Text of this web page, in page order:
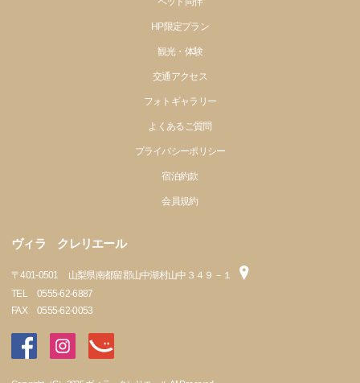
HP限定プラン
観光・体験
交通アクセス
フォトギャラリー
よくあるご質問
プライバシーポリシー
宿泊約款
会員規約
ヴィラ クレリエール
〒401-0501
山梨県南都留郡山中湖村山中３４９－１
TEL
0555-62-6887
FAX
0555-62-0053